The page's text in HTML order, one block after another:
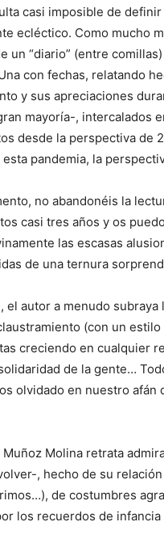
casi imposible de
ecléctico. Como mucho
un “diario” (entre
con fechas, relatando
y sus apreciaciones
mayoría-, intercalados
desde la perspectiva de
pandemia, la
no abandonéis la
casi tres años y os
las escasas
de una ternura
el autor a menudo
(con un
creciendo en cualquier
de la gente…
olvidado en nuestro
Molina retrata
, hecho de su
de costumbres
los recuerdos de